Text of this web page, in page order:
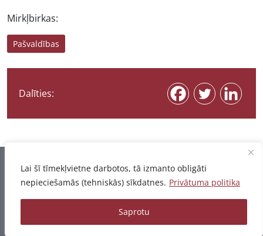
Lai šī tīmekļvietne darbotos, tā izmanto obligāti
nepieciešamās (tehniskās) sīkdatnes. Privātuma politika
Saprotu
Mirkļbirkas:
Pašvaldības
Dalīties:
Informācija pēdējo reizi atjaunota 07.08.2026
© 2026 - Pētījumu un publikāciju datubāze